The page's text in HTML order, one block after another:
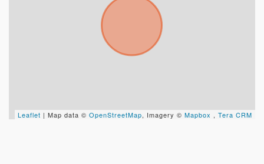
Leaflet | Map data © OpenStreetMap, Imagery © Mapbox , Tera CRM